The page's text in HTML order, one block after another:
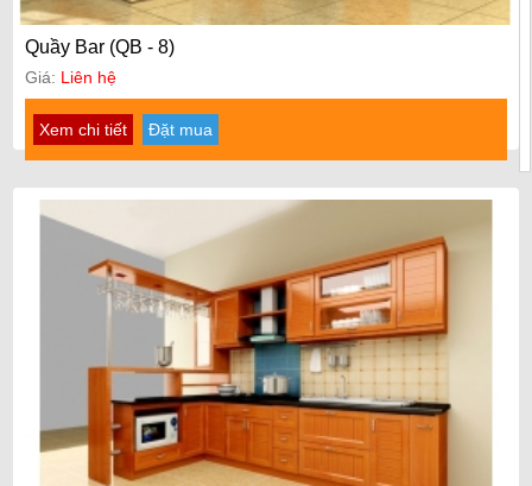
Quầy Bar (QB - 8)
Giá: Liên hệ
Xem chi tiết Đặt mua